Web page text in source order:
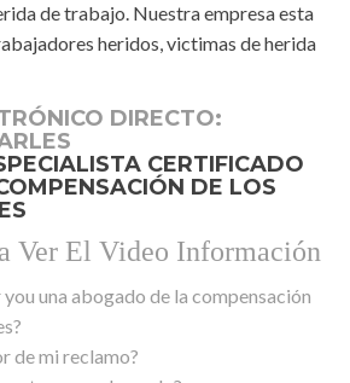
de trabajo. Nuestra empresa esta
heridos, victimas de herida
DIRECTO:
CERTIFICADO
DE LOS
Ver El Video Información
una abogado de la compensación
de mi reclamo?